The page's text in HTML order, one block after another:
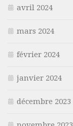
avril 2024
mars 2024
février 2024
janvier 2024
décembre 2023